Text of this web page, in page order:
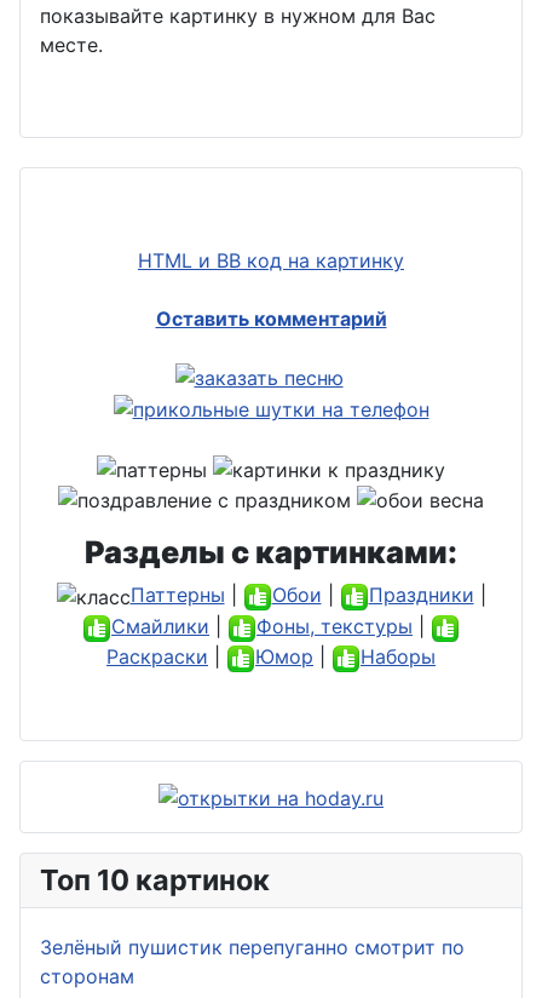
показывайте картинку в нужном для Вас
месте.
HTML и BB код на картинку
Оставить комментарий
Разделы с картинками:
Паттерны Обои Праздники
Смайлики
Фоны, текстуры
Раскраски
Юмор Наборы
Топ 10 картинок
Зелёный пушистик перепуганно смотрит по
сторонам